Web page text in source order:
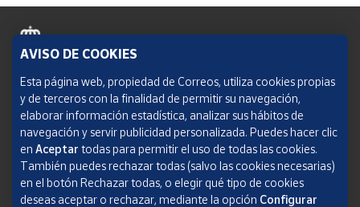
Política de cookies
Aviso legal
Condiciones del servicio
Política de Privacidad Web
AVISO DE COOKIES
Esta página web, propiedad de Correos, utiliza cookies propias
y de terceros con la finalidad de permitir su navegación,
elaborar información estadística, analizar sus hábitos de
navegación y servir publicidad personalizada. Puedes hacer clic
en Aceptar todas para permitir el uso de todas las cookies.
También puedes rechazar todas (salvo las cookies necesarias)
en el botón Rechazar todas, o elegir qué tipo de cookies
deseas aceptar o rechazar, mediante la opción Configurar